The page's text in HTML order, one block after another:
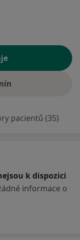
pacientů (35)
k dispozici
informace o